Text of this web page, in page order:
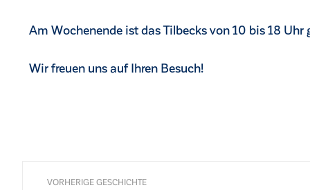
Am Wochenende ist das Tilbecks von 10­­­ bis 18 Uhr
Wir freuen uns auf Ihren Besuch!
VORHERIGE GESCHICHTE